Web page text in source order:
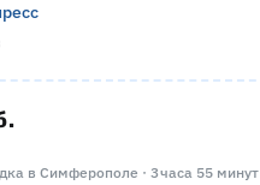
в Симферополе · 3 часа 55 минут